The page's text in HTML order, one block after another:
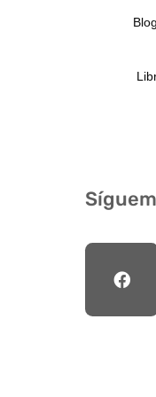
Blog